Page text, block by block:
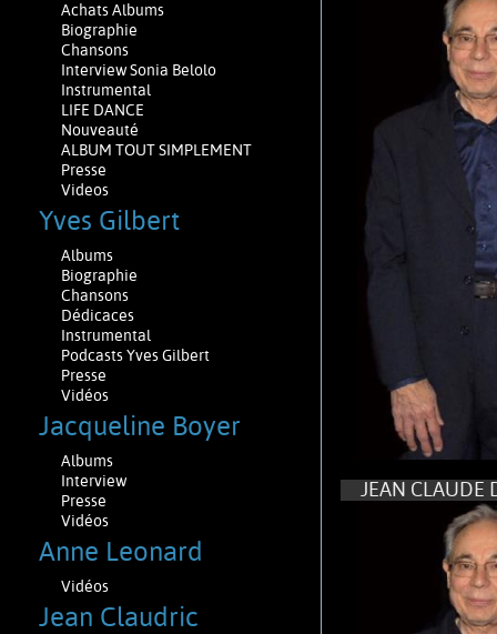
Achats Albums
Biographie
Chansons
Interview Sonia Belolo
Instrumental
LIFE DANCE
Nouveauté
ALBUM TOUT SIMPLEMENT
Presse
Videos
Yves Gilbert
Albums
Biographie
Chansons
Dédicaces
Instrumental
Podcasts Yves Gilbert
Presse
Vidéos
Jacqueline Boyer
Albums
Interview
Presse
Vidéos
Anne Leonard
Vidéos
Jean Claudric
JEAN CLAUDE